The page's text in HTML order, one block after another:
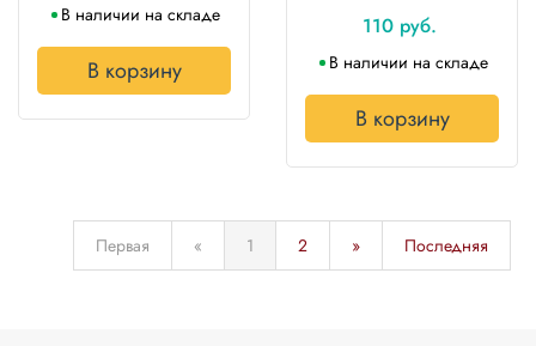
В наличии на складе
В корзину
110 руб.
В наличии на складе
В корзину
Первая « 1 2 » Последняя